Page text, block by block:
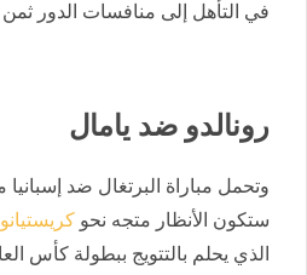
في التأهل إلى منافسات الدور ثمن
رونالدو ضد يامال
وتحمل مباراة البرتغال ضد
ستكون الأنظار متجه نحو
الذي يحلم بالتتويج ببطولة كأس